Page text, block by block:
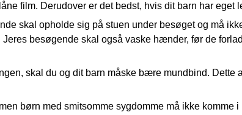
film. Derudover er det bedst, hvis dit barn har eget
skal opholde sig på stuen under besøget og må
besøgende skal også vaske hænder, før de
skal du og dit barn måske bære mundbind. Dette
børn med smitsomme sygdomme må ikke komme i